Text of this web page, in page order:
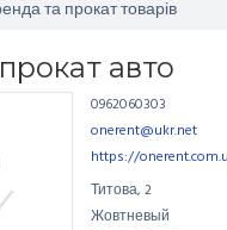
Контакти
Для підприємців
та прокат товарів
авто
0962060303
onerent@ukr.net
https://
Титова,2
Жовтневый